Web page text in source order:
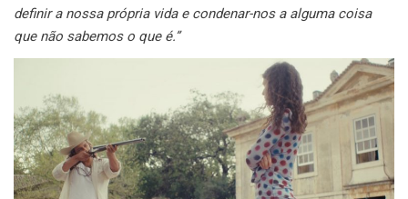
definir a nossa própria vida e condenar-nos a alguma coisa
que não sabemos o que é.”